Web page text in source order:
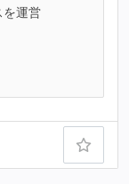
を運営